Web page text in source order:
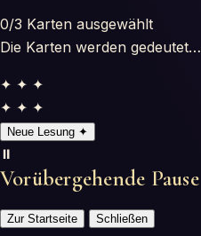
0/3 Karten ausgewählt
Die Karten werden gedeutet…
✦ ✦ ✦
✦ ✦ ✦
Neue Lesung ✦
⏸️
Vorübergehende Pause
Zur Startseite Schließen